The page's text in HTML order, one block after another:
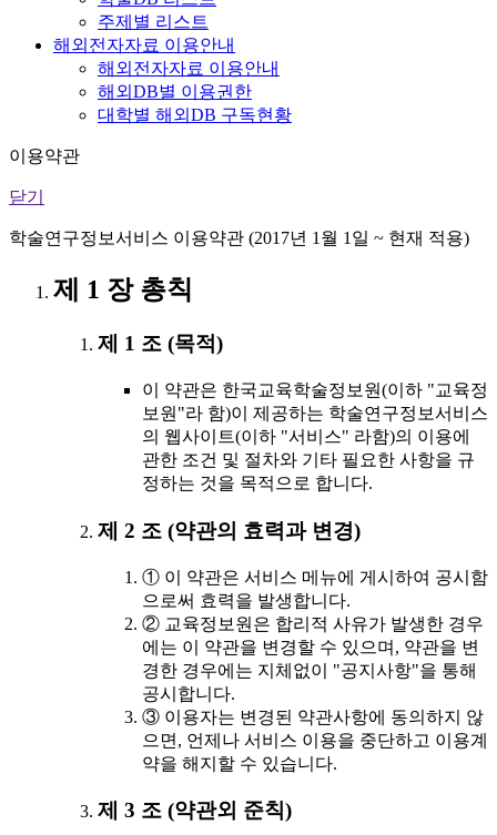
주제별 리스트
해외전자자료 이용안내
해외전자자료 이용안내
해외DB별 이용권한
대학별 해외DB 구독현황
이용약관
닫기
학술연구정보서비스 이용약관 (2017년 1월 1일 ~ 현재 적용)
제 1 장 총칙
제 1 조 (목적)
이 약관은 한국교육학술정보원(이하 "교육정
보원"라 함)이 제공하는 학술연구정보서비스
의 웹사이트(이하 "서비스" 라함)의 이용에
관한 조건 및 절차와 기타 필요한 사항을 규
정하는 것을 목적으로 합니다.
제 2 조 (약관의 효력과 변경)
① 이 약관은 서비스 메뉴에 게시하여 공시함
으로써 효력을 발생합니다.
② 교육정보원은 합리적 사유가 발생한 경우
에는 이 약관을 변경할 수 있으며, 약관을 변
경한 경우에는 지체없이 "공지사항"을 통해
공시합니다.
③ 이용자는 변경된 약관사항에 동의하지 않
으면, 언제나 서비스 이용을 중단하고 이용계
약을 해지할 수 있습니다.
제 3 조 (약관외 준칙)